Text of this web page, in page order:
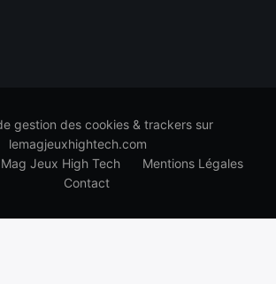
gestion des cookies & trackers sur
lemagjeuxhightech.com
Mag Jeux High Tech
Mentions Légales
Contact